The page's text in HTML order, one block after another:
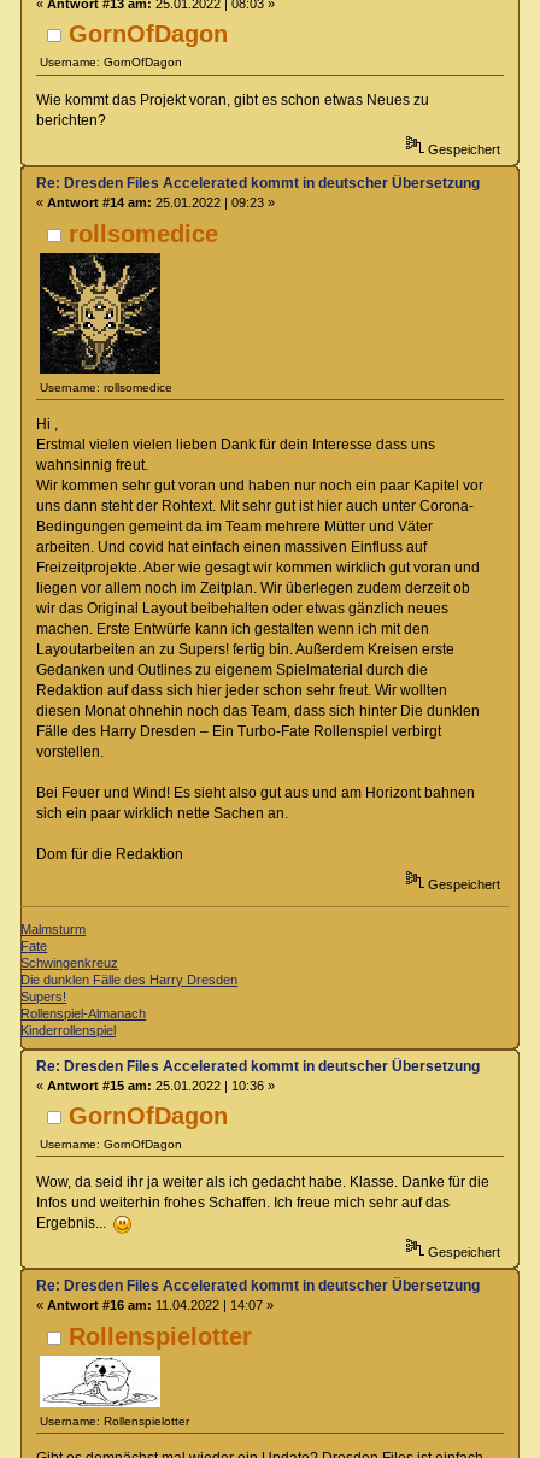
GornOfDagon
Username: GornOfDagon
« Antwort #13 am: 25.01.2022 | 08:03 »
Wie kommt das Projekt voran, gibt es schon etwas Neues zu
berichten?
Gespeichert
rollsomedice
Username: rollsomedice
Re: Dresden Files Accelerated kommt in deutscher Übersetzung
« Antwort #14 am: 25.01.2022 | 09:23 »
Hi ,
Erstmal vielen vielen lieben Dank für dein Interesse dass uns
wahnsinnig freut.
Wir kommen sehr gut voran und haben nur noch ein paar Kapitel vor
uns dann steht der Rohtext. Mit sehr gut ist hier auch unter Corona-
Bedingungen gemeint da im Team mehrere Mütter und Väter
arbeiten. Und covid hat einfach einen massiven Einfluss auf
Freizeitprojekte. Aber wie gesagt wir kommen wirklich gut voran und
liegen vor allem noch im Zeitplan. Wir überlegen zudem derzeit ob
wir das Original Layout beibehalten oder etwas gänzlich neues
machen. Erste Entwürfe kann ich gestalten wenn ich mit den
Layoutarbeiten an zu Supers! fertig bin. Außerdem Kreisen erste
Gedanken und Outlines zu eigenem Spielmaterial durch die
Redaktion auf dass sich hier jeder schon sehr freut. Wir wollten
diesen Monat ohnehin noch das Team, dass sich hinter Die dunklen
Fälle des Harry Dresden – Ein Turbo-Fate Rollenspiel verbirgt
vorstellen.
Bei Feuer und Wind! Es sieht also gut aus und am Horizont bahnen
sich ein paar wirklich nette Sachen an.
Dom für die Redaktion
Gespeichert
Malmsturm
Fate
Schwingenkreuz
Die dunklen Fälle des Harry Dresden
Supers!
Rollenspiel-Almanach
Kinderrollenspiel
GornOfDagon
Username: GornOfDagon
Re: Dresden Files Accelerated kommt in deutscher Übersetzung
« Antwort #15 am: 25.01.2022 | 10:36 »
Wow, da seid ihr ja weiter als ich gedacht habe. Klasse. Danke für die
Infos und weiterhin frohes Schaffen. Ich freue mich sehr auf das
Ergebnis...
Gespeichert
Rollenspielotter
Username: Rollenspielotter
Re: Dresden Files Accelerated kommt in deutscher Übersetzung
« Antwort #16 am: 11.04.2022 | 14:07 »